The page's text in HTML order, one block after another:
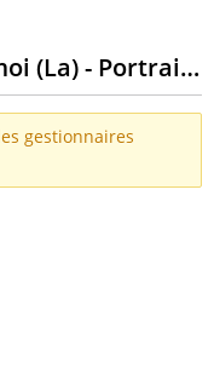
Mort n'a pas voulu de moi (La) - Portrait de Lotte Eisner
gestionnaires